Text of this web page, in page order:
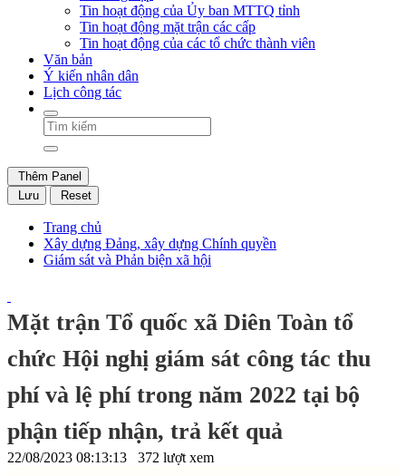
Tin hoạt động của Ủy ban MTTQ tỉnh
Tin hoạt động mặt trận các cấp
Tin hoạt động của các tổ chức thành viên
Văn bản
Ý kiến nhân dân
Lịch công tác
Thêm Panel
Lưu
Reset
Trang chủ
Xây dựng Đảng, xây dựng Chính quyền
Giám sát và Phản biện xã hội
Mặt trận Tổ quốc xã Diên Toàn tổ
chức Hội nghị giám sát công tác thu
phí và lệ phí trong năm 2022 tại bộ
phận tiếp nhận, trả kết quả
22/08/2023 08:13:13 372 lượt xem